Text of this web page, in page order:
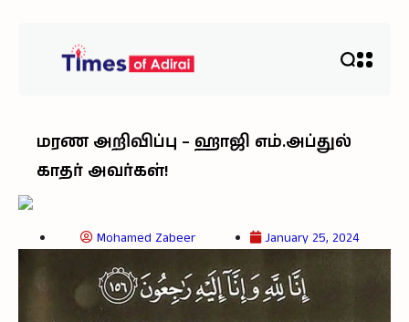
மரண அறிவிப்பு – ஹாஜி எம்.அப்துல்
காதர் அவர்கள்!
Mohamed Zabeer January 25, 2024